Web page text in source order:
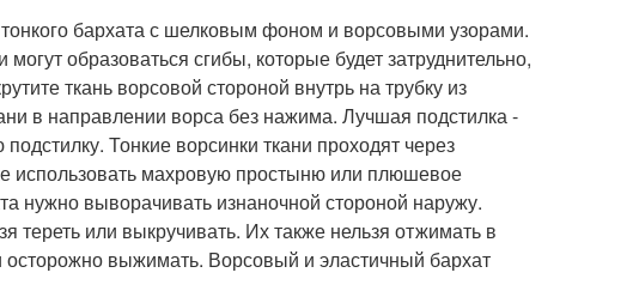
бархата с шелковым фоном и ворсовыми узорами.
образоваться сгибы, которые будет затруднительно,
ткань ворсовой стороной внутрь на трубку из
в направлении ворса без нажима. Лучшая подстилка -
Тонкие ворсинки ткани проходят через
использовать махровую простыню или плюшевое
нужно выворачивать изнаночной стороной наружу.
тереть или выкручивать. Их также нельзя отжимать в
выжимать. Ворсовый и эластичный бархат